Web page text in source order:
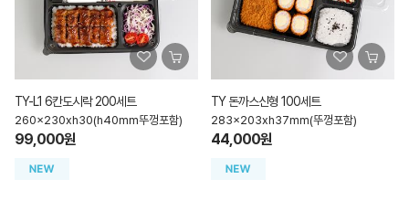
TY-L1 6칸도시락 200세트
260x230xh30(h40mm뚜껑포함)
99,000원
TY 돈까스신형 100세트
283x203xh37mm(뚜껑포함)
44,000원